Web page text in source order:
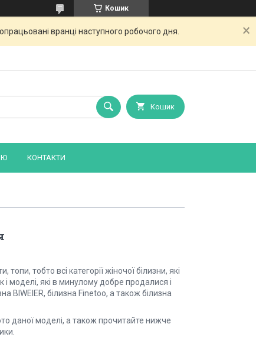
Кошик
вранці наступного робочого дня.
Кошик
КОНТАКТИ
тобто всі категорії жіночої білизни, які
моделі, які в минулому добре продалися і
BIWEIER, білизна Finetoo, а також білизна
даної моделі, а також прочитайте нижче